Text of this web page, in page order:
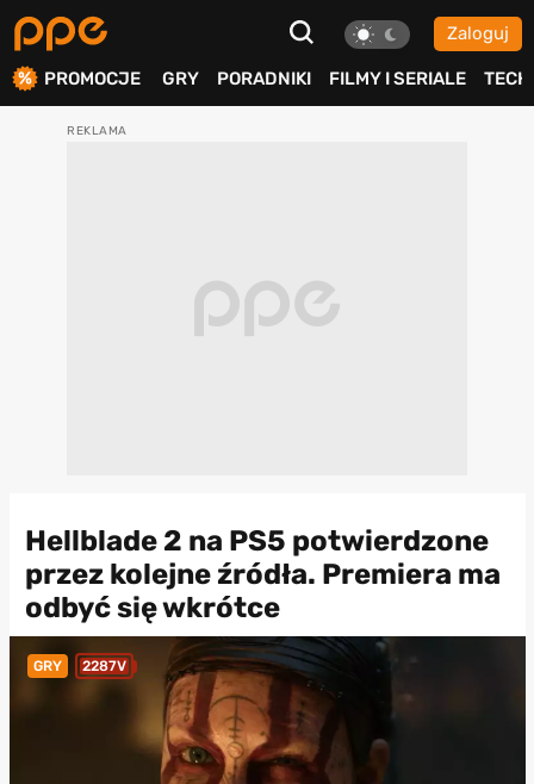
Zaloguj
PROMOCJE GRY PORADNIKI FILMY I SERIALE TECH
Hellblade 2 na PS5 potwierdzone
przez kolejne źródła. Premiera ma
odbyć się wkrótce
GRY 2287V